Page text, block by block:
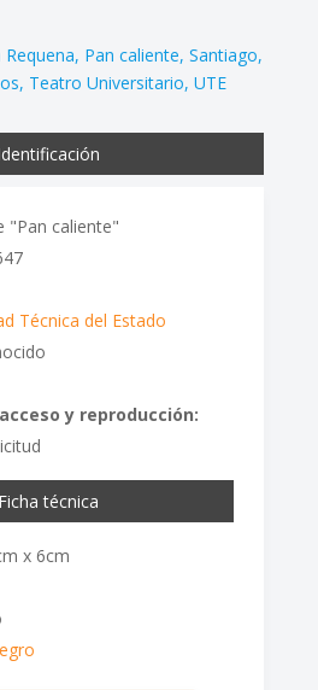
Pan caliente Santiago
Teatro Universitario UTE
"Pan caliente"
Técnica del Estado
y reproducción:
Ficha técnica
x 6cm